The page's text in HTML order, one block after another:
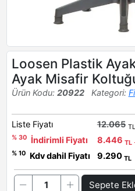
Loosen Plastik Ayak
Ayak Misafir
Ürün Kodu: 20922 Kategori:
Liste Fiyatı 12.065
% 30
İndirimli Fiyatı 8.446 TL
% 10
Kdv dahil Fiyatı 9.290 TL
Sepete